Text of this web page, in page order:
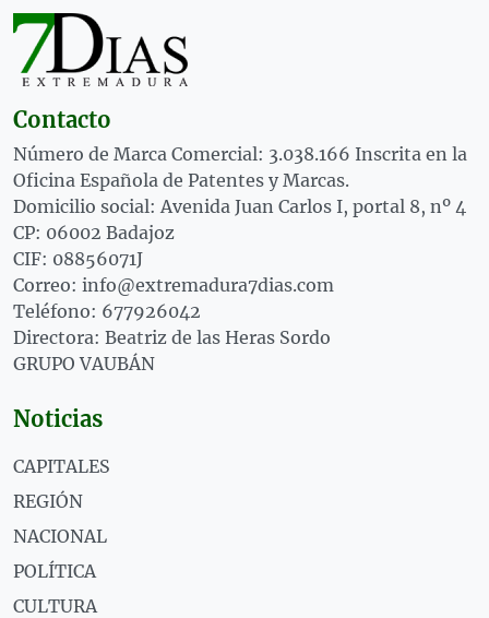
Contacto
Número de Marca Comercial: 3.038.166 Inscrita en la
Oficina Española de Patentes y Marcas.
Domicilio social: Avenida Juan Carlos I, portal 8, nº 4
CP: 06002 Badajoz
CIF: 08856071J
Correo: info@extremadura7dias.com
Teléfono: 677926042
Directora: Beatriz de las Heras Sordo
GRUPO VAUBÁN
Noticias
CAPITALES
REGIÓN
NACIONAL
POLÍTICA
CULTURA